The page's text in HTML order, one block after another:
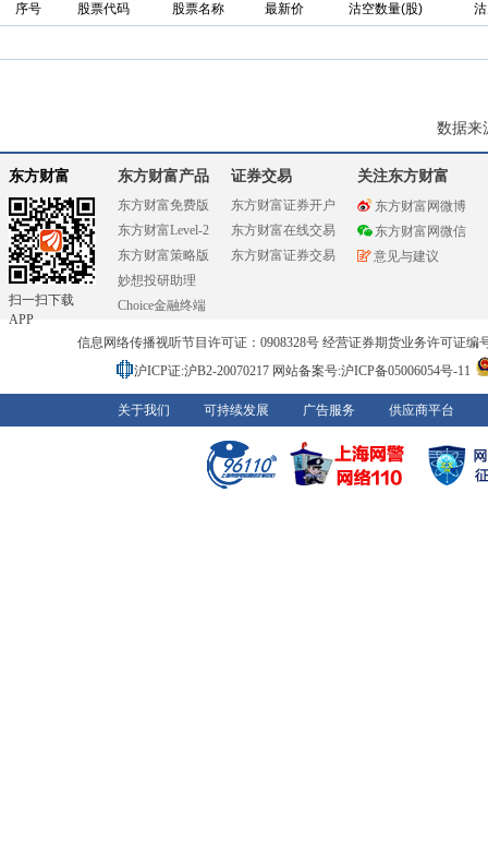
序号 股票代码 股票名称 最新价 沽空数量(股)
数据来
东方财富
扫一扫下载
APP
东方财富产品
东方财富免费版
东方财富Level-2
东方财富策略版
妙想投研助理
Choice金融终端
证券交易
东方财富证券开户
东方财富在线交易
东方财富证券交易
关注东方财富
东方财富网微博
东方财富网微信
意见与建议
信息网络传播视听节目许可证：0908328号 经营证券期货业务许可证编
沪ICP证:沪B2-20070217 网站备案号:沪ICP备05006054号-11
关于我们 可持续发展 广告服务 供应商平台